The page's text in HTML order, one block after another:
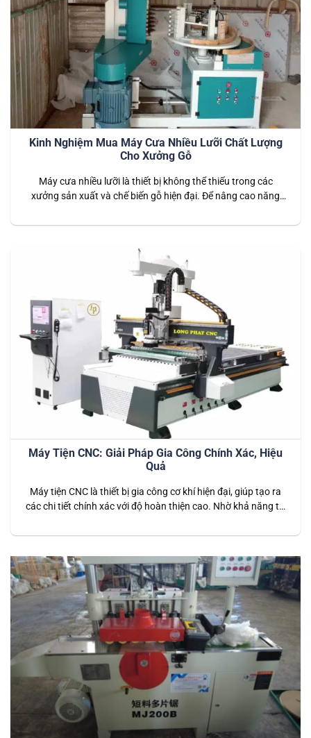
Kinh Nghiệm Mua Máy Cưa Nhiều Lưỡi Chất Lượng
Cho Xưởng Gỗ
Máy cưa nhiều lưỡi là thiết bị không thể thiếu trong các
xưởng sản xuất và chế biến gỗ hiện đại. Để nâng cao năng
việc chọn một máy cưa nhiều lưỡi phù hợp rất quan trọng.
Máy Tiện CNC: Giải Pháp Gia Công Chính Xác, Hiệu
Quả
Máy tiện CNC là thiết bị gia công cơ khí hiện đại, giúp tạo ra
các chi tiết chính xác với độ hoàn thiện cao. Nhờ khả năng tự
được ứng dụng rộng rãi trong nhiều ngành công nghiệp như